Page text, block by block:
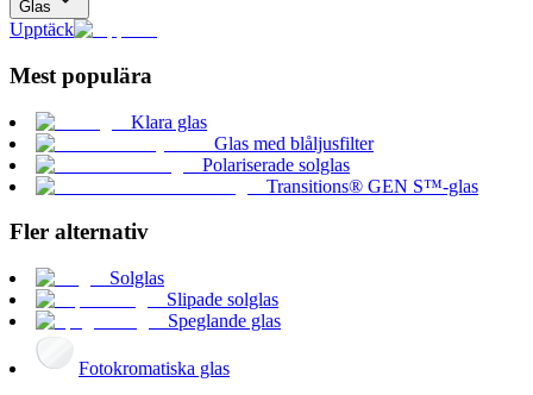
Glas
Upptäck
Mest populära
Klara glas
Glas med blåljusfilter
Polariserade solglas
Transitions® GEN S™-glas
Fler alternativ
Solglas
Slipade solglas
Speglande glas
Fotokromatiska glas